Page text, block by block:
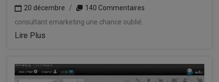
20 décembre
140 Commentaires
consultant emarketing une chance oublié.
Lire Plus